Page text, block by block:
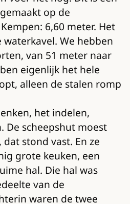
op de
6,60 meter. Het
waterkavel. We hebben
van 51 meter naar
eigenlijk het hele
alleen de stalen romp
het indelen,
De scheepshut moest
stond vast. En ze
grote keuken, een
hal. Die hal was
van de
waren de twee